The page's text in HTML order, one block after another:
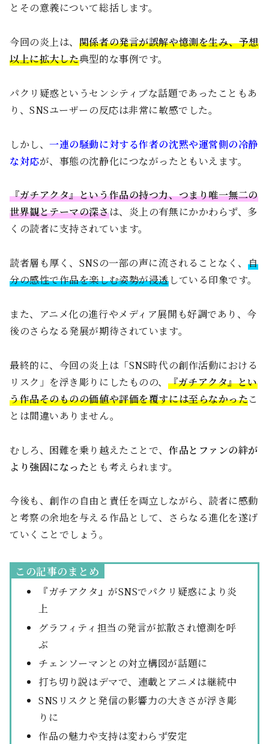
とその意義について総括します。
今回の炎上は、 関係者の発言が誤解や憶測を生み、予想
以上に拡大した典型的な事例です。
パクリ疑惑というセンシティブな話題であったこともあ
り、SNSユーザーの反応は非常に敏感でした。
しかし、一連の騒動に対する作者の沈黙や運営側の冷静
な対応が、事態の沈静化につながったともいえます。
『ガチアクタ』という作品の持つ力、つまり唯一無二の
世界観とテーマの深さは、炎上の有無にかかわらず、多
くの読者に支持されています。
読者層も厚く、SNSの一部の声に流されることなく、 自
分の感性で作品を楽しむ姿勢が浸透している印象です。
また、アニメ化の進行やメディア展開も好調であり、今
後のさらなる発展が期待されています。
最終的に、今回の炎上は「SNS時代の創作活動における
リスク」を浮き彫りにしたものの、 『ガチアクタ』とい
う作品そのものの価値や評価を覆すには至らなかったこ
とは間違いありません。
むしろ、困難を乗り越えたことで、 作品とファンの絆が
より強固になったとも考えられます。
今後も、創作の自由と責任を両立しながら、読者に感動
と考察の余地を与える作品として、さらなる進化を遂げ
ていくことでしょう。
この記事のまとめ
『ガチアクタ』がSNSでパクリ疑惑により炎
上
グラフィティ担当の発言が拡散され憶測を呼
ぶ
チェンソーマンとの対立構図が話題に
打ち切り説はデマで、連載とアニメは継続中
SNSリスクと発信の影響力の大きさが浮き彫
りに
作品の魅力や支持は変わらず安定